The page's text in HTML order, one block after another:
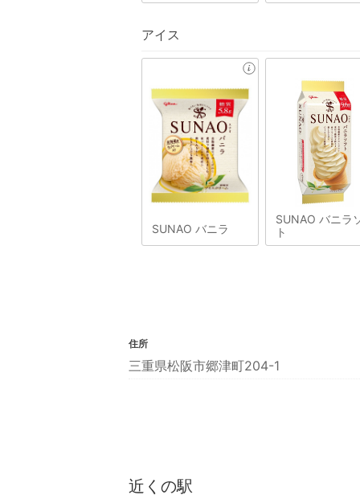
アイス
SUNAO バニラ
SUNAO バニラ
ト
住所
三重県松阪市郷津町204-1
近くの駅